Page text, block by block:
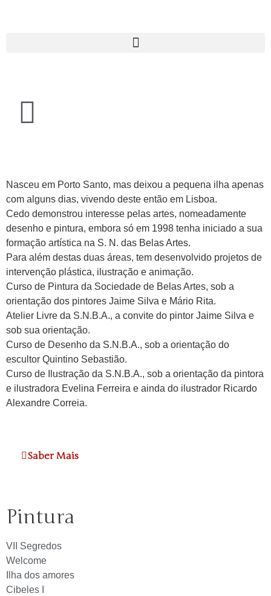
Nasceu em Porto Santo, mas deixou a pequena ilha apenas
com alguns dias, vivendo deste então em Lisboa.
Cedo demonstrou interesse pelas artes, nomeadamente
desenho e pintura, embora só em 1998 tenha iniciado a sua
formação artística na S. N. das Belas Artes.
Para além destas duas áreas, tem desenvolvido projetos de
intervenção plástica, ilustração e animação.
Curso de Pintura da Sociedade de Belas Artes, sob a
orientação dos pintores Jaime Silva e Mário Rita.
Atelier Livre da S.N.B.A., a convite do pintor Jaime Silva e
sob sua orientação.
Curso de Desenho da S.N.B.A., sob a orientação do
escultor Quintino Sebastião.
Curso de Ilustração da S.N.B.A., sob a orientação da pintora
e ilustradora Evelina Ferreira e ainda do ilustrador Ricardo
Alexandre Correia.
Saber Mais
Pintura
VII Segredos
Welcome
Ilha dos amores
Cibeles I